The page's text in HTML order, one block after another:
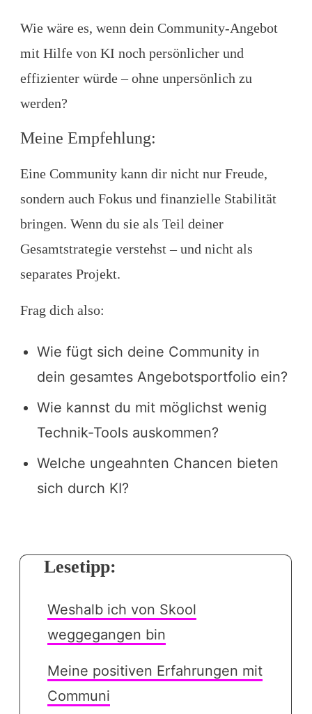
Wie wäre es, wenn dein Community-Angebot
mit Hilfe von KI noch persönlicher und
effizienter würde – ohne unpersönlich zu
werden?
Meine Empfehlung:
Eine Community kann dir nicht nur Freude,
sondern auch Fokus und finanzielle Stabilität
bringen. Wenn du sie als Teil deiner
Gesamtstrategie verstehst – und nicht als
separates Projekt.
Frag dich also:
Wie fügt sich deine Community in
dein gesamtes Angebotsportfolio ein?
Wie kannst du mit möglichst wenig
Technik-Tools auskommen?
Welche ungeahnten Chancen bieten
sich durch KI?
Lesetipp:
Weshalb ich von Skool
weggegangen bin
Meine positiven Erfahrungen mit
Communi